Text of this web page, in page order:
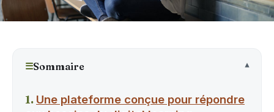
☰Sommaire
Une plateforme conçue pour répondre